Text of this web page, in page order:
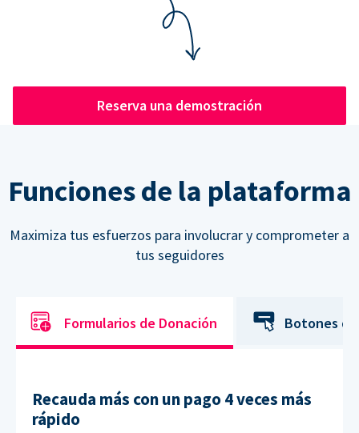
Reserva una demostración
Funciones de la plataforma
Maximiza tus esfuerzos para involucrar y comprometer a
tus seguidores
Formularios de Donación Botones
Recauda más con un pago 4 veces más
rápido